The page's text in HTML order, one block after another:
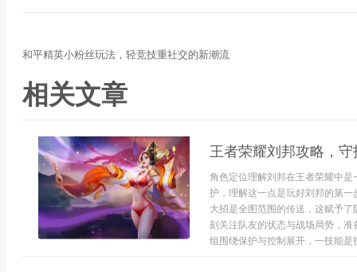
和平精英小粉丝玩法，轻竞技重社交的新潮流
相关文章
王者荣耀刘邦攻略，
角色定位理解刘邦在王者荣耀中
护，理解这一点是玩好刘邦的第
大招是全图范围的传送，这赋予
刻关注队友的状态与战场局势，
组围绕保护与控制展开，一技能是